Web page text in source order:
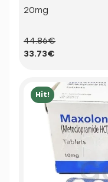
20mg
44.86€
33.73€
Hit!